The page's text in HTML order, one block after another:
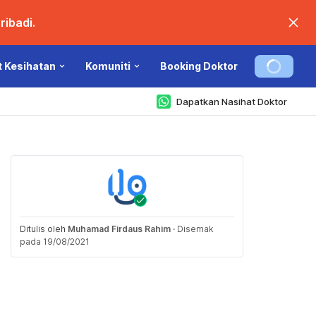
Kesihatan Komuniti Booking Doktor
Dapatkan Nasihat Doktor
Ditulis oleh Muhamad Firdaus Rahim · Disemak
pada 19/08/2021